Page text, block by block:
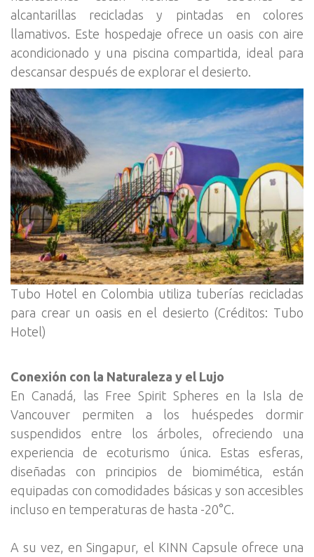
alcantarillas recicladas y pintadas en colores
llamativos. Este hospedaje ofrece un oasis con aire
acondicionado y una piscina compartida, ideal para
descansar después de explorar el desierto.
Tubo Hotel en Colombia utiliza tuberías recicladas
para crear un oasis en el desierto (Créditos: Tubo
Hotel)
Conexión con la Naturaleza y el Lujo
En Canadá, las Free Spirit Spheres en la Isla de
Vancouver permiten a los huéspedes dormir
suspendidos entre los árboles, ofreciendo una
experiencia de ecoturismo única. Estas esferas,
diseñadas con principios de biomimética, están
equipadas con comodidades básicas y son accesibles
incluso en temperaturas de hasta -20°C.
A su vez, en Singapur, el KINN Capsule ofrece una